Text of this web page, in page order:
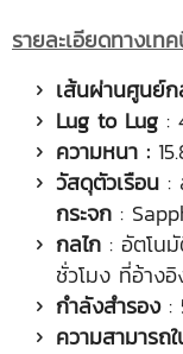
รายละเอียดทางเท
เส้นผ่านศูนย์ก
Lug to Lug :
ความหนา :
วัสดุตัวเรือน :
กระจก :
กลไก : อัตโน
ชั่วโมง ที่อ้าง
กำลังสำรอง:
ความสามารถ